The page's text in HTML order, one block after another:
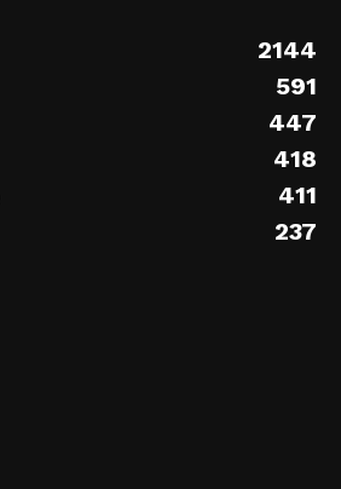
2144
591
447
418
411
237